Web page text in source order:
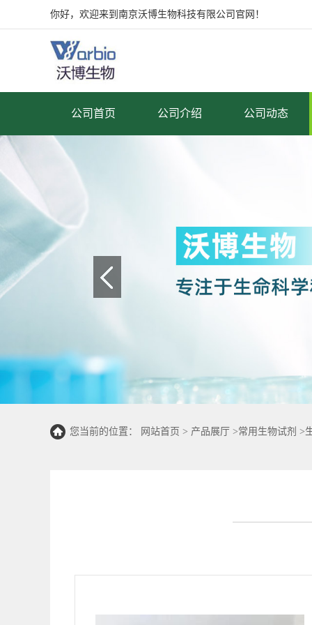
你好，欢迎来到南京沃博生物科技有限公司官网！
公司首页 公司介绍 公司动态
您当前的位置： 网站首页 > 产品展厅 >常用生物试剂 >